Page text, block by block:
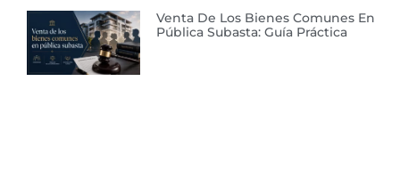
Venta De Los Bienes Comunes En
Pública Subasta: Guía Práctica